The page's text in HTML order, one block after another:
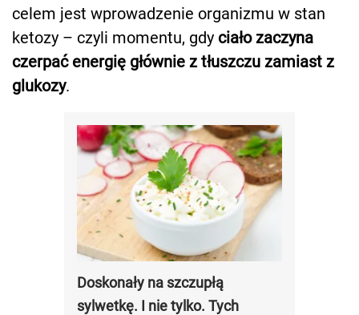
celem jest wprowadzenie organizmu w stan
ketozy – czyli momentu, gdy ciało zaczyna
czerpać energię głównie z tłuszczu zamiast z
glukozy.
Doskonały na szczupłą
sylwetkę. I nie tylko. Tych